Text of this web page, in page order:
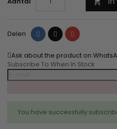
Delen Delen Tweet Pinterest
Ask about the product on
Subscribe To When In Stock
You have successfully